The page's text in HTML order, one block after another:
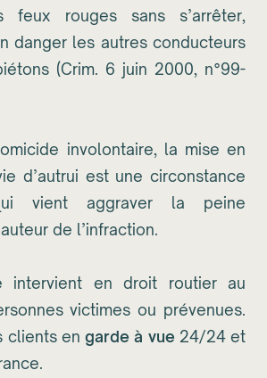
feux rouges sans s’arrêter,
danger les autres conducteurs
(Crim. 6 juin 2000, n°99-
involontaire, la mise en
d’autrui est une circonstance
vient aggraver la peine
de l’infraction.
intervient en droit routier au
victimes ou prévenues.
clients engarde à vue 24/24 et